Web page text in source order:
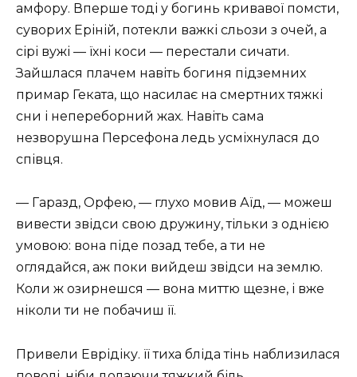
амфору. Вперше тоді у богинь кривавої помсти,
суворих Еріній, потекли важкі сльози з очей, а
сірі вужі — їхні коси — перестали сичати.
Зайшлася плачем навіть богиня підземних
примар Геката, що насилає на смертних тяжкі
сни і непереборний жах. Навіть сама
незворушна Персефона ледь усміхнулася до
співця.
— Гаразд, Орфею, — глухо мовив Аїд, — можеш
вивести звідси свою дружину, тільки з однією
умовою: вона піде позад тебе, а ти не
оглядайся, аж поки вийдеш звідси на землю.
Коли ж озирнешся — вона миттю щезне, і вже
ніколи ти не побачиш її.
Привели Еврідіку. її тиха бліда тінь наблизилася